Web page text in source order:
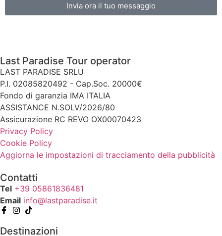
Invia ora il tuo messaggio
Last Paradise Tour operator
LAST PARADISE SRLU
P.I. 02085820492 - Cap.Soc. 20000€
Fondo di garanzia IMA ITALIA
ASSISTANCE N.SOLV/2026/80
Assicurazione RC REVO OX00070423
Privacy Policy
Cookie Policy
Aggiorna le impostazioni di tracciamento della pubblicità
Contatti
Tel +39 05861836481
Email info@lastparadise.it
Destinazioni